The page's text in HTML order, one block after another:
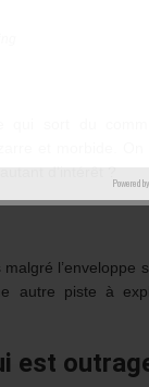
qui sort du
et morbide.
d’intérêt ?
l’enveloppe
autre piste à
est
Powered by